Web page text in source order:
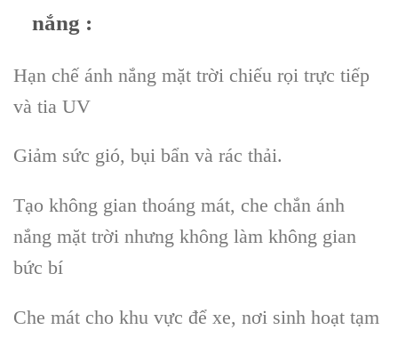
nắng :
Hạn chế ánh nắng mặt trời chiếu rọi trực tiếp
và tia UV
Giảm sức gió, bụi bẩn và rác thải.
Tạo không gian thoáng mát, che chắn ánh
nắng mặt trời nhưng không làm không gian
bức bí
Che mát cho khu vực để xe, nơi sinh hoạt tạm